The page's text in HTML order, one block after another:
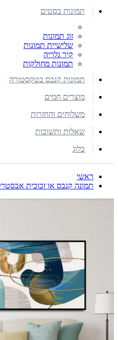
תמונות בסטים
זוג תמונות
שלישיית תמונות
קיר גלריה
תמונות מחולקות
תמונות קנבס בטקסטורה
מוצרים חמים
משלוחים והחזרות
שאלות ותשובות
בלוג
ראשי
תמונה קנבס או זכוכית אבסטרקט